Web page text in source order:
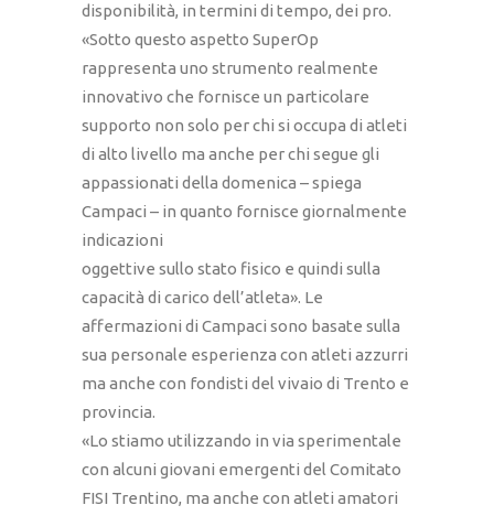
disponibilità, in termini di tempo, dei pro.
«Sotto questo aspetto SuperOp
rappresenta uno strumento realmente
innovativo che fornisce un particolare
supporto non solo per chi si occupa di atleti
di alto livello ma anche per chi segue gli
appassionati della domenica – spiega
Campaci – in quanto fornisce giornalmente
indicazioni
oggettive sullo stato fisico e quindi sulla
capacità di carico dell’atleta». Le
affermazioni di Campaci sono basate sulla
sua personale esperienza con atleti azzurri
ma anche con fondisti del vivaio di Trento e
provincia.
«Lo stiamo utilizzando in via sperimentale
con alcuni giovani emergenti del Comitato
FISI Trentino, ma anche con atleti amatori